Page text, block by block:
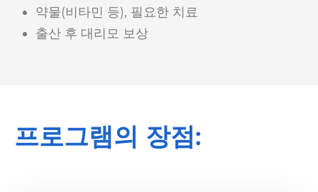
약물(비타민 등), 필요한 치료
출산 후 대리모 보상
프로그램의 장점: